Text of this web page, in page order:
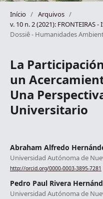
Início / Arquivos /
v. 10 n. 2 (2021): FRONTEIRAS -
Dossiê - Humanidades
La
un
Una
Universitario
Abraham Alfredo
Universidad Autónoma de
http://orcid.org/0000-0003-3895-7281
Pedro Paul Rivera
Universidad Autónoma de